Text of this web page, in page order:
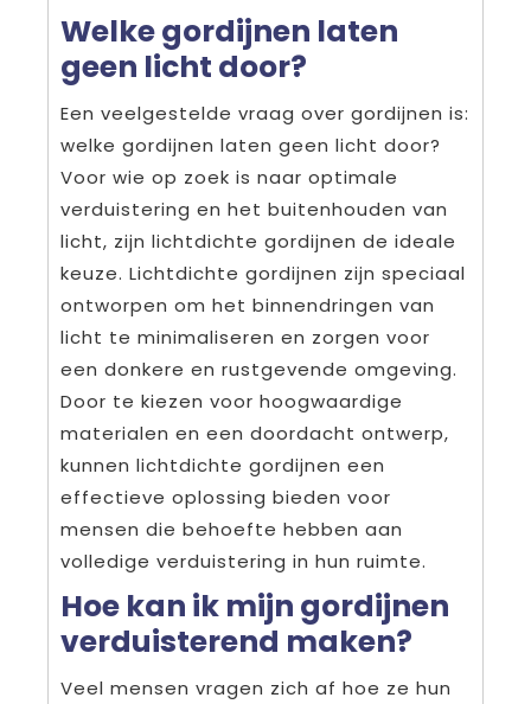
Welke gordijnen laten
geen licht door?
Een veelgestelde vraag over gordijnen is:
welke gordijnen laten geen licht door?
Voor wie op zoek is naar optimale
verduistering en het buitenhouden van
licht, zijn lichtdichte gordijnen de ideale
keuze. Lichtdichte gordijnen zijn speciaal
ontworpen om het binnendringen van
licht te minimaliseren en zorgen voor
een donkere en rustgevende omgeving.
Door te kiezen voor hoogwaardige
materialen en een doordacht ontwerp,
kunnen lichtdichte gordijnen een
effectieve oplossing bieden voor
mensen die behoefte hebben aan
volledige verduistering in hun ruimte.
Hoe kan ik mijn gordijnen
verduisterend maken?
Veel mensen vragen zich af hoe ze hun